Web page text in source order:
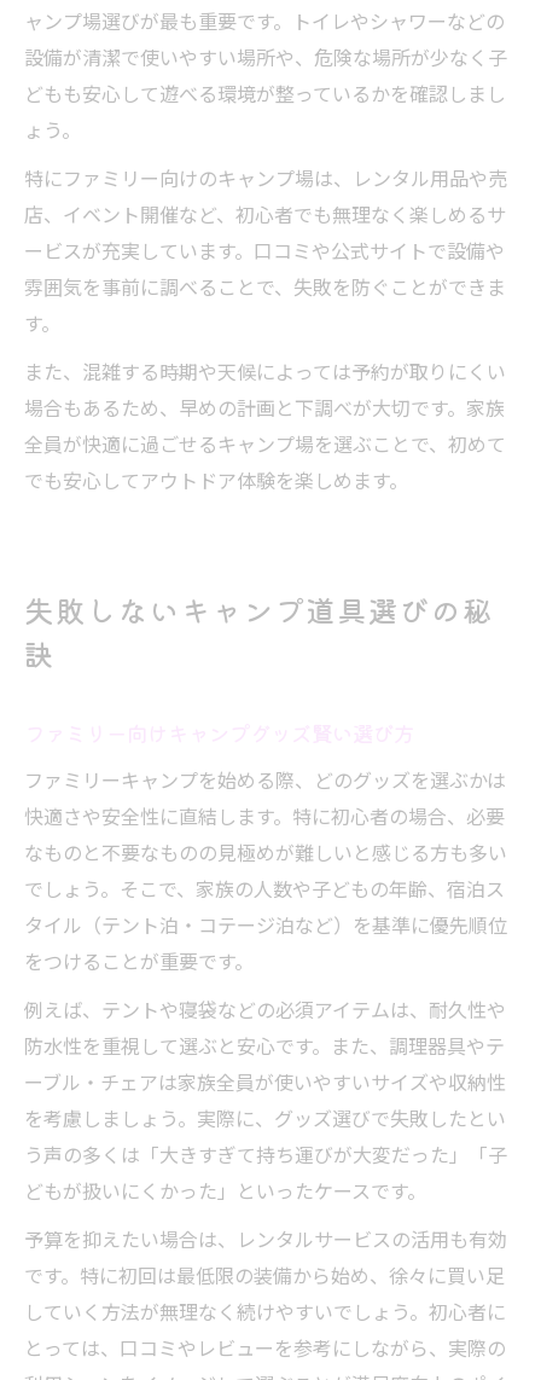
ャンプ場選びが最も重要です。トイレやシャワーなどの
設備が清潔で使いやすい場所や、危険な場所が少なく子
どもも安心して遊べる環境が整っているかを確認しまし
ょう。
特にファミリー向けのキャンプ場は、レンタル用品や売
店、イベント開催など、初心者でも無理なく楽しめるサ
ービスが充実しています。口コミや公式サイトで設備や
雰囲気を事前に調べることで、失敗を防ぐことができま
す。
また、混雑する時期や天候によっては予約が取りにくい
場合もあるため、早めの計画と下調べが大切です。家族
全員が快適に過ごせるキャンプ場を選ぶことで、初めて
でも安心してアウトドア体験を楽しめます。
失敗しないキャンプ道具選びの秘
訣
ファミリーキャンプを始める際、どのグッズを選ぶかは
快適さや安全性に直結します。特に初心者の場合、必要
なものと不要なものの見極めが難しいと感じる方も多い
でしょう。そこで、家族の人数や子どもの年齢、宿泊ス
タイル（テント泊・コテージ泊など）を基準に優先順位
をつけることが重要です。
例えば、テントや寝袋などの必須アイテムは、耐久性や
防水性を重視して選ぶと安心です。また、調理器具やテ
ーブル・チェアは家族全員が使いやすいサイズや収納性
を考慮しましょう。実際に、グッズ選びで失敗したとい
う声の多くは「大きすぎて持ち運びが大変だった」「子
どもが扱いにくかった」といったケースです。
予算を抑えたい場合は、レンタルサービスの活用も有効
です。特に初回は最低限の装備から始め、徐々に買い足
していく方法が無理なく続けやすいでしょう。初心者に
とっては、口コミやレビューを参考にしながら、実際の